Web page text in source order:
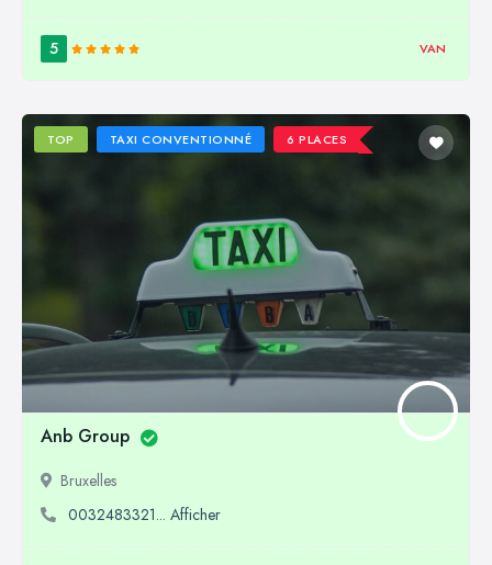
5 VAN
TOP TAXI CONVENTIONNÉ 6 PLACES
Anb Group
Bruxelles
0032483321... Afficher